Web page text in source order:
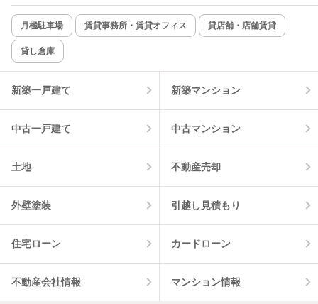
新着のみ インターネット無料
該当件数:
13
月極駐車場 賃貸事務所・賃貸オフィス 貸店舗・店舗賃貸
貸し倉庫
新築一戸建て 新築マンション
中古一戸建て 中古マンション
土地 不動産売却
外壁塗装 引越し見積もり
住宅ローン カードローン
不動産会社情報 マンション情報